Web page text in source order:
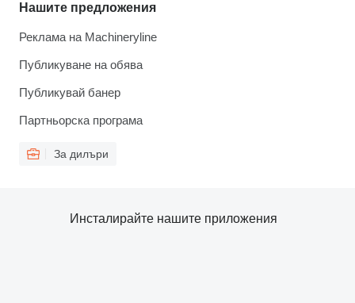
Нашите предложения
Реклама на Machineryline
Публикуване на обява
Публикувай банер
Партньорска програма
За дилъри
Инсталирайте нашите приложения